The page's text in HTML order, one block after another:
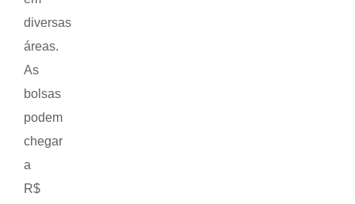
diversas
áreas.
As
bolsas
podem
chegar
a
R$